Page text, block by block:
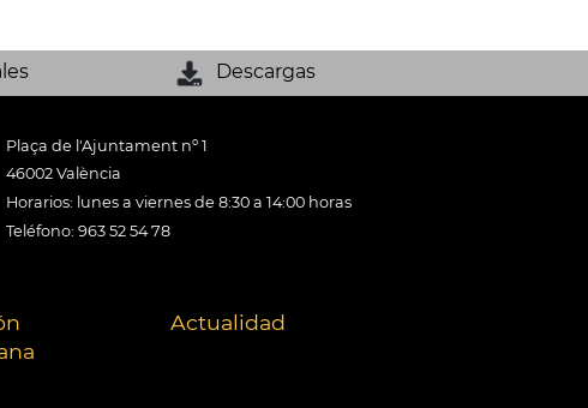
Descargas
Plaça de l'Ajuntament nº 1
46002 València
Horarios: lunes a viernes de 8:30 a 14:00 horas
Teléfono: 963 52 54 78
Actualidad